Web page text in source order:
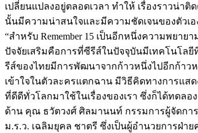
เปลี่ยนแปลงอยู่ตลอดเวลา ทำให้ เรื่องราวน่า
นั้นมีความน่าสนใจและมีความชัดเจนของตัวเอ
“สำหรับ Remember 15 เป็นอีกหนึ่งความพย
ปัจจัยเสริมคือการที่ซีรีส์ในปัจจุบันมีเทคโนโลยี
รีส์ของไทยมีการพัฒนาจากก้าวหนึ่งไปอีกก้าว
เข้าใจในตัวละครแตกฉาน มีวิธีคิดทางการแสด
ที่ดีดีทั่วโลกมาใช้ในเรื่องของเรา ซึ่งก็ได้ทดล
ด้าน คุณ ธวัตวงศ์ ศิลมานนท์ กรรมการผู้จัดการ
ม.ร.ว. เฉลิมยุคล ชาตรี ซึ่งเป็นผู้อำนวยการฝ่า